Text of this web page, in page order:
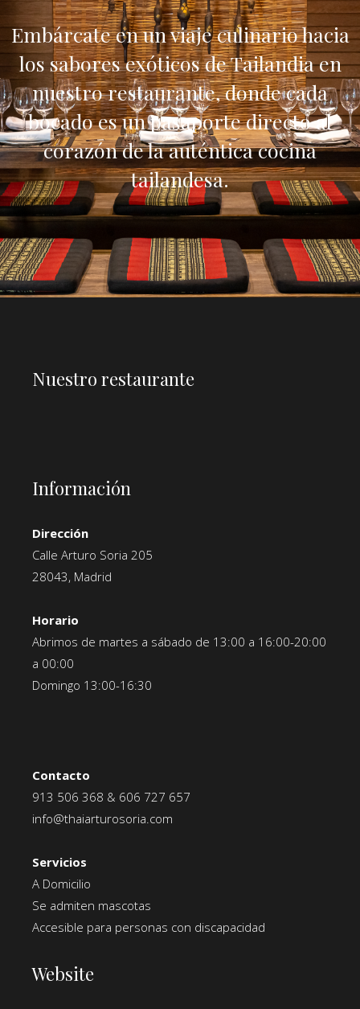
Embárcate en un viaje culinario hacia
los sabores exóticos de Tailandia en
nuestro restaurante, donde cada
bocado es un pasaporte directo al
corazón de la auténtica cocina
tailandesa.
Nuestro restaurante
Información
Dirección
Calle Arturo Soria 205
28043, Madrid
Horario
Abrimos de martes a sábado de 13:00 a 16:00-20:00
a 00:00
Domingo 13:00-16:30
Contacto
913 506 368 & 606 727 657
info@thaiarturosoria.com
Servicios
A Domicilio
Se admiten mascotas
Accesible para personas con discapacidad
Website